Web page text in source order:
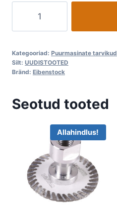
puurimiseks
EBW1300
250-
kogus
Kategooriad: Puurmasinate tarvikud
Silt: UUDISTOOTED
Bränd: Eibenstock
Seotud tooted
Allahindlus!